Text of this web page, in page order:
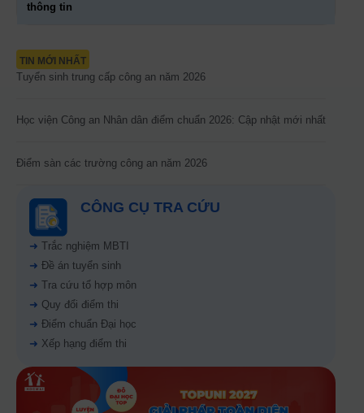
thông tin
TIN MỚI NHẤT
Tuyển sinh trung cấp công an năm 2026
Học viện Công an Nhân dân điểm chuẩn 2026: Cập nhật mới nhất
Điểm sàn các trường công an năm 2026
CÔNG CỤ TRA CỨU
➜ Trắc nghiệm MBTI
➜ Đề án tuyển sinh
➜ Tra cứu tổ hợp môn
➜ Quy đổi điểm thi
➜ Điểm chuẩn Đại học
➜ Xếp hạng điểm thi